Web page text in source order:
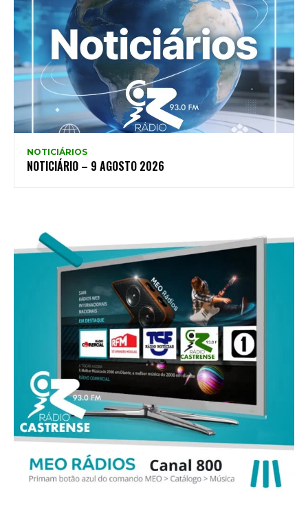
NOTICIÁRIOS
NOTICIÁRIO – 9 AGOSTO 2026